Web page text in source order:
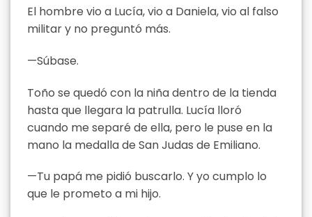
El hombre vio a Lucía, vio a Daniela, vio al falso
militar y no preguntó más.
—Súbase.
Toño se quedó con la niña dentro de la tienda
hasta que llegara la patrulla. Lucía lloró
cuando me separé de ella, pero le puse en la
mano la medalla de San Judas de Emiliano.
—Tu papá me pidió buscarlo. Y yo cumplo lo
que le prometo a mi hijo.